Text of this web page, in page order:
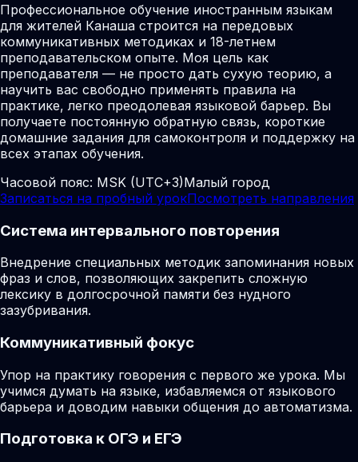
Профессиональное обучение иностранным языкам
для жителей Канаша строится на передовых
коммуникативных методиках и 18-летнем
преподавательском опыте. Моя цель как
преподавателя — не просто дать сухую теорию, а
научить вас свободно применять правила на
практике, легко преодолевая языковой барьер. Вы
получаете постоянную обратную связь, короткие
домашние задания для самоконтроля и поддержку на
всех этапах обучения.
Часовой пояс: MSK (UTC+3)Малый город
Записаться на пробный урокПосмотреть направления
Система интервального повторения
Внедрение специальных методик запоминания новых
фраз и слов, позволяющих закрепить сложную
лексику в долгосрочной памяти без нудного
зазубривания.
Коммуникативный фокус
Упор на практику говорения с первого же урока. Мы
учимся думать на языке, избавляемся от языкового
барьера и доводим навыки общения до автоматизма.
Подготовка к ОГЭ и ЕГЭ